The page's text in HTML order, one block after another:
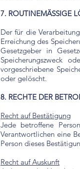
7. ROUTINEMÄSSIGE
Der für die
Erreichung des
Gesetzgeber in
Speicherungszweck
vorgeschriebene
oder gelöscht.
8. RECHTE DER
Recht auf Bestätigung
Jede betroffene
Verantwortlichen eine
Person dieses
Recht auf Auskunft